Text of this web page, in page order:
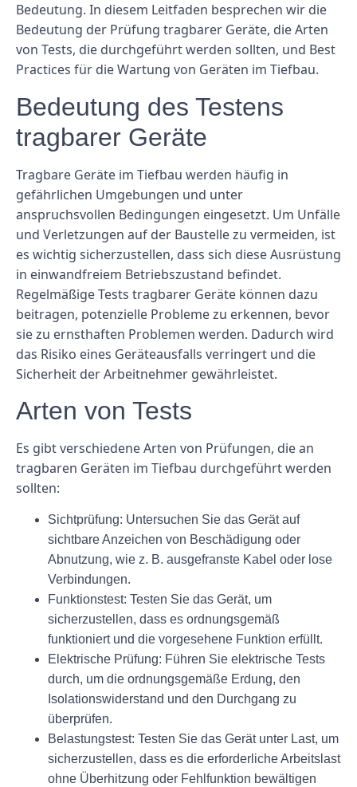
Bedeutung. In diesem Leitfaden besprechen wir die
Bedeutung der Prüfung tragbarer Geräte, die Arten
von Tests, die durchgeführt werden sollten, und Best
Practices für die Wartung von Geräten im Tiefbau.
Bedeutung des Testens
tragbarer Geräte
Tragbare Geräte im Tiefbau werden häufig in
gefährlichen Umgebungen und unter
anspruchsvollen Bedingungen eingesetzt. Um Unfälle
und Verletzungen auf der Baustelle zu vermeiden, ist
es wichtig sicherzustellen, dass sich diese Ausrüstung
in einwandfreiem Betriebszustand befindet.
Regelmäßige Tests tragbarer Geräte können dazu
beitragen, potenzielle Probleme zu erkennen, bevor
sie zu ernsthaften Problemen werden. Dadurch wird
das Risiko eines Geräteausfalls verringert und die
Sicherheit der Arbeitnehmer gewährleistet.
Arten von Tests
Es gibt verschiedene Arten von Prüfungen, die an
tragbaren Geräten im Tiefbau durchgeführt werden
sollten:
Sichtprüfung: Untersuchen Sie das Gerät auf
sichtbare Anzeichen von Beschädigung oder
Abnutzung, wie z. B. ausgefranste Kabel oder lose
Verbindungen.
Funktionstest: Testen Sie das Gerät, um
sicherzustellen, dass es ordnungsgemäß
funktioniert und die vorgesehene Funktion erfüllt.
Elektrische Prüfung: Führen Sie elektrische Tests
durch, um die ordnungsgemäße Erdung, den
Isolationswiderstand und den Durchgang zu
überprüfen.
Belastungstest: Testen Sie das Gerät unter Last, um
sicherzustellen, dass es die erforderliche Arbeitslast
ohne Überhitzung oder Fehlfunktion bewältigen